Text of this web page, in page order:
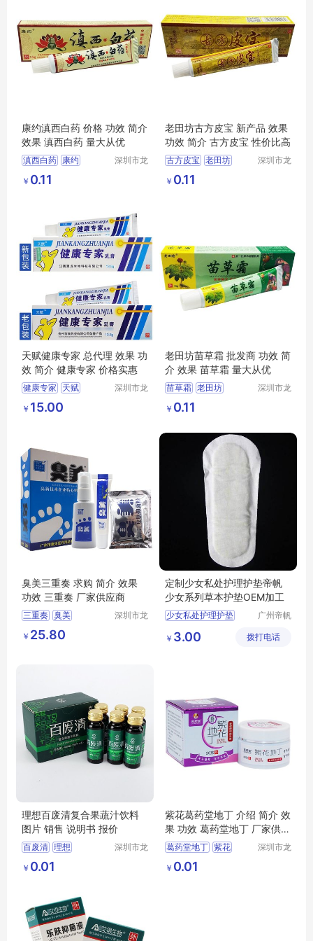
康约滇西白药 价格 功效 简介
效果 滇西白药 量大从优
滇西白药 康约
康约滇西白药
深圳市龙
￥ 0.11
老田坊古方皮宝 新产品 效果
功效 简介 古方皮宝 性价比高
古方皮宝 老田坊
老田坊古方皮宝
深圳市龙
￥ 0.11
天赋健康专家 总代理 效果 功
效 简介 健康专家 价格实惠
健康专家
天赋
天赋健康专家
深圳市龙
￥ 15.00
老田坊苗草霜 批发商 功效 简
介 效果 苗草霜 量大从优
苗草霜 老田坊
老田坊苗草霜
深圳市龙
￥ 0.11
臭美三重奏 求购 简介 效果
功效 三重奏 厂家供应商
三重奏 臭美
臭美三重奏
深圳市龙
￥ 25.80
定制少女私处护理护垫帝帆
少女系列草本护垫OEM加工
少女私处护理护垫
广州帝帆
有限公司
￥ 3.00 拨打电话
理想百废清复合果蔬汁饮料
图片 销售 说明书 报价
百废清 理想
理想百废清
深圳市龙
￥ 0.01
紫花葛药堂地丁 介绍 简介 效
果 功效 葛药堂地丁 厂家供应
商
葛药堂地丁 紫花
紫花葛药堂地丁
深圳市龙
￥ 0.01